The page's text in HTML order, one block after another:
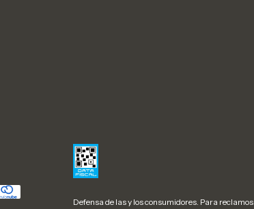
Defensa de las y los consumidores. Para reclamos